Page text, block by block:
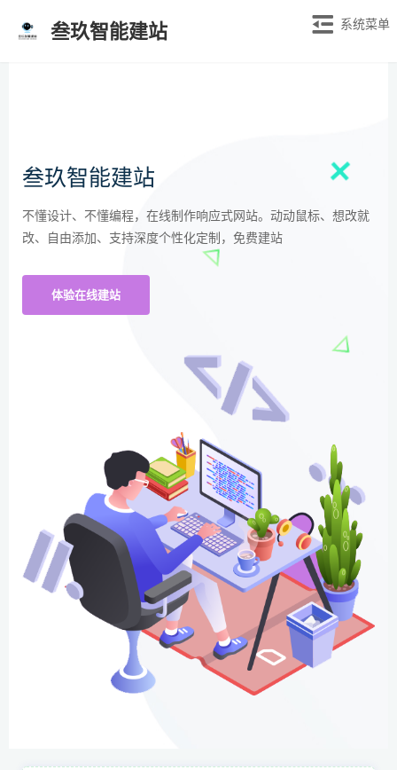
叁玖智能建站 系统菜单
叁玖智能建站
不懂设计、不懂编程，在线制作响应式网站。动动鼠标、想改就
改、自由添加、支持深度个性化定制，免费建站
体验在线建站